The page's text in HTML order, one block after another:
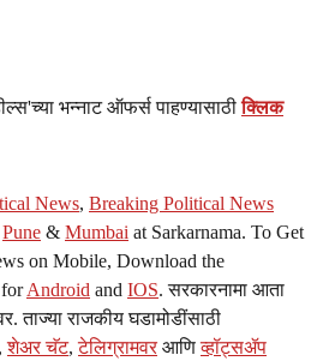
भन्नाट ऑफर्स पाहण्यासाठीक्लिक
News, Breaking Political News
Pune & Mumbai at Sarkarnama. To Get
on Mobile, Download the
forAndroid and IOS. सरकारनामा आता
ताज्या राजकीय घडामोडींसाठी
शेअर चॅट,टेलिग्रामवर आणिव्हॉट्सॲप